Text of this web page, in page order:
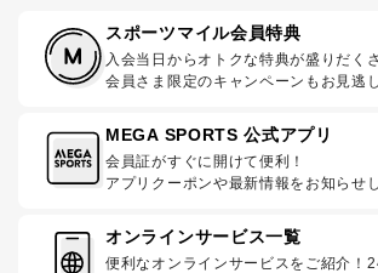
スポーツマイル会員特典
入会当日からオトクな特典が盛りだく
会員さま限定のキャンペーンもお見逃
MEGA SPORTS 公式アプリ
会員証がすぐに開けて便利！
アプリクーポンや最新情報をお知らせ
オンラインサービス一覧
便利なオンラインサービスをご紹介！